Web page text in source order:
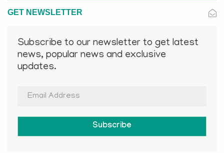
GET NEWSLETTER
Subscribe to our newsletter to get latest
news, popular news and exclusive
updates.
Subscribe